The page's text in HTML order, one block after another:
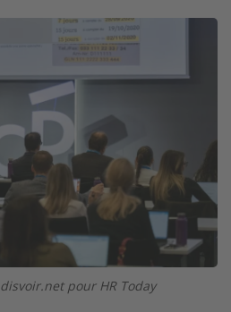
pour HR Today